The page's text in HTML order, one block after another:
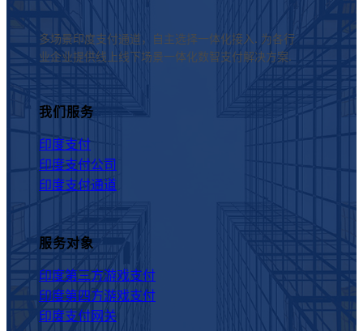
多场景印度支付通道，自主选择一体化接入. 为各行
业企业提供线上线下场景一体化数智支付解决方案.
我们服务
印度支付
印度支付公司
印度支付通道
服务对象
印度第三方游戏支付
印度第四方游戏支付
印度支付网关